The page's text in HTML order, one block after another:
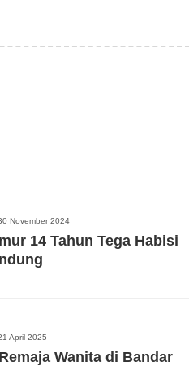
November 2024
14 Tahun Tega Habisi
April 2025
Wanita di Bandar